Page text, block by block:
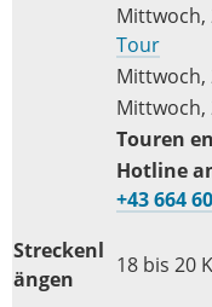
Mittwoch,
Tour
Mittwoch,
Mittwoch,
Touren
Hotline
+43 664
Streckenl
ängen
18 bis 20